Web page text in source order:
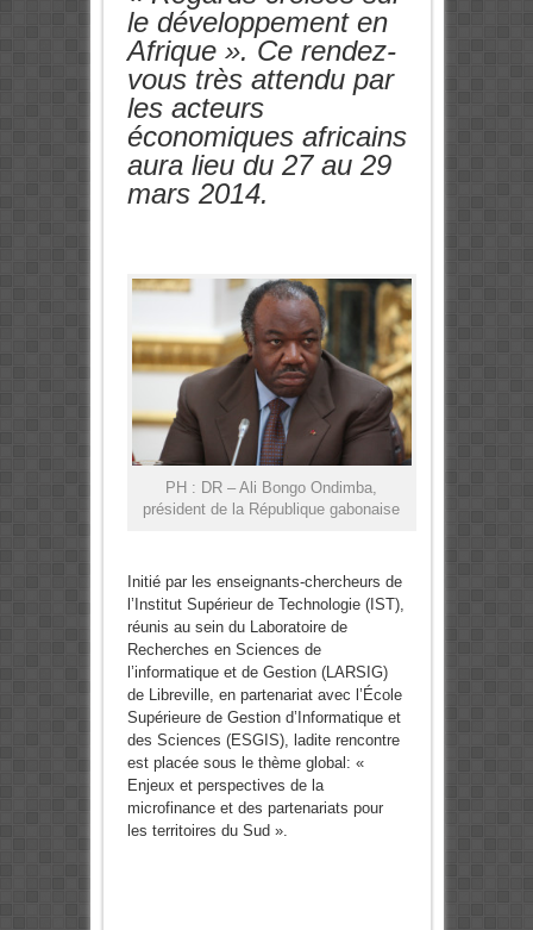
le développement en
Afrique ». Ce rendez-
vous très attendu par
les acteurs
économiques africains
aura lieu du 27 au 29
mars 2014.
PH : DR – Ali Bongo Ondimba,
président de la République gabonaise
Initié par les enseignants-chercheurs de
l’Institut Supérieur de Technologie (IST),
réunis au sein du Laboratoire de
Recherches en Sciences de
l’informatique et de Gestion (LARSIG)
de Libreville, en partenariat avec l’École
Supérieure de Gestion d’Informatique et
des Sciences (ESGIS), ladite rencontre
est placée sous le thème global: «
Enjeux et perspectives de la
microfinance et des partenariats pour
les territoires du Sud ».